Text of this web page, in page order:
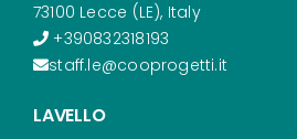
73100 Lecce (LE), Italy
+390832318193
staff.le@cooprogetti.it
LAVELLO